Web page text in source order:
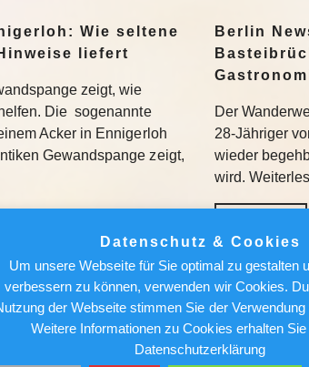
Wie seltene
liefert
zeigt, wie
Die sogenannte
Acker in Ennigerloh
Gewandspange zeigt,
Berlin
Der
28-Jähriger
wieder
wird.
nicht holen“:
aufmischen
bezieht Claus-Dieter
sich auch in der 2.
Berlin
Fauci:
Ein
Datenschutz & Cookies
Um unsere Webseite für Sie optimal zu gestalten
verbessern zu können, verwenden wir Cookies.
der Webseite stimmen Sie der
Weitere Informationen zu Cookies erhalten
Datenschutzerklärung